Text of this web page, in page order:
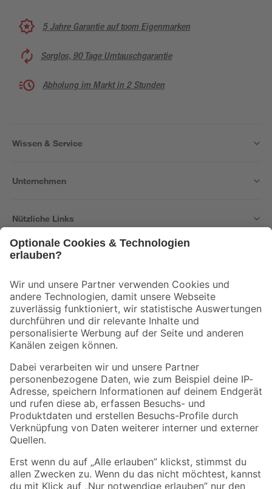
5 Jahre Garantie auf toom Eigenmarken
Sorglos, 90 Tage Umtauschgarantie
Abholung im Markt in 2 Stunden
Wissen & Service
Unternehmen
Nützliche Links
Der toom Newsletter: Keine Angebote und Aktionen mehr verpassen!
Zur Newsletter Anmeldung
Folge uns
Zahlungsarten Versandarten
Sicher einkaufen